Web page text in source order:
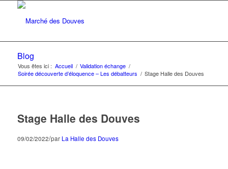
Blog
Vous êtes ici : Accueil / Validation échange /
Soirée découverte d’éloquence – Les débatteurs / Stage Halle des Douves
Stage Halle des Douves
09/02/2022/par La Halle des Douves